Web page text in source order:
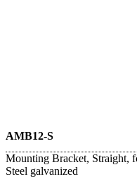
AMB12-S
Mounting Bracket, Straight,
Steel galvanized